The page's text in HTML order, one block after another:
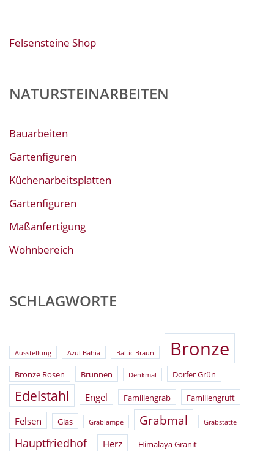
Felsensteine Shop
NATURSTEINARBEITEN
Bauarbeiten
Gartenfiguren
Küchenarbeitsplatten
Gartenfiguren
Maßanfertigung
Wohnbereich
SCHLAGWORTE
Ausstellung Azul Bahia Baltic Braun Bronze
Bronze Rosen Brunnen Denkmal Dorfer Grün
Edelstahl Engel Familiengrab Familiengruft
Felsen Glas Grablampe Grabmal Grabstätte
Hauptfriedhof Herz Himalaya Granit